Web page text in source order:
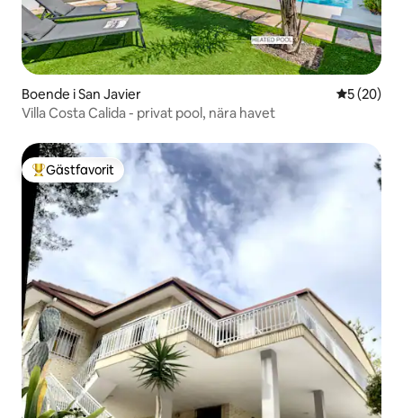
Boende i San Javier 5 av 5 i
5 (20)
Villa Costa Calida - privat pool, nära havet
Populär gästfavorit
Gästfavorit